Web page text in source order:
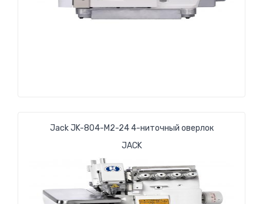
Jack JK-804-M2-24 4-ниточный оверлок
JACK